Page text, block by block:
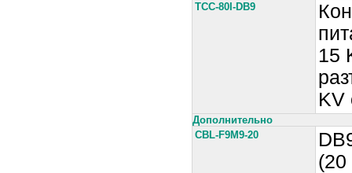
TCC-80I-DB9
15
KV
Дополнительно
CBL-F9M9-20
(20